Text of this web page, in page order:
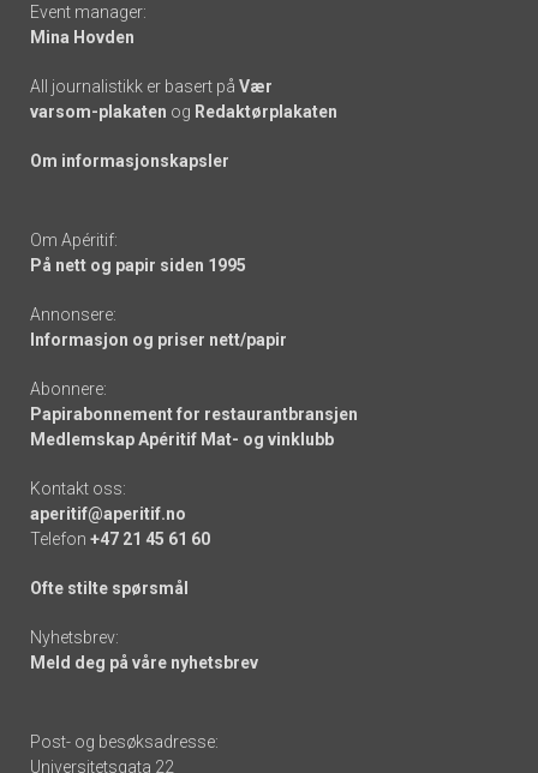
Event manager:
Mina Hovden
All journalistikk er basert på Vær
varsom-plakaten og Redaktørplakaten
Om informasjonskapsler
Om Apéritif:
På nett og papir siden 1995
Annonsere:
Informasjon og priser nett/papir
Abonnere:
Papirabonnement for restaurantbransjen
Medlemskap Apéritif Mat- og vinklubb
Kontakt oss:
aperitif@aperitif.no
Telefon +47 21 45 61 60
Ofte stilte spørsmål
Nyhetsbrev:
Meld deg på våre nyhetsbrev
Post- og besøksadresse:
Universitetsgata 22